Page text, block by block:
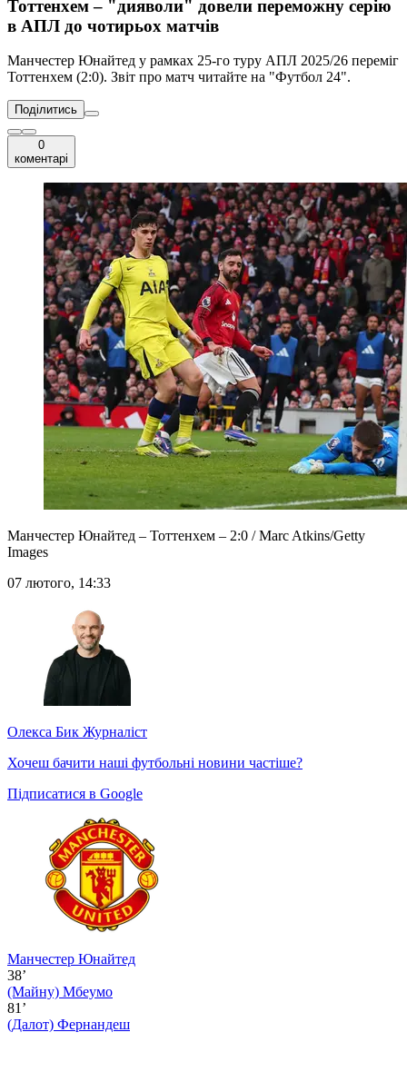
Тоттенхем – "дияволи" довели переможну серію
в АПЛ до чотирьох матчів
Манчестер Юнайтед у рамках 25-го туру АПЛ 2025/26 переміг
Тоттенхем (2:0). Звіт про матч читайте на "Футбол 24".
Поділитись
0
коментарі
Манчестер Юнайтед – Тоттенхем – 2:0 / Marc Atkins/Getty
Images
07 лютого, 14:33
Олекса Бик Журналіст
Хочеш бачити наші футбольні новини частіше?
Підписатися в Google
Манчестер Юнайтед
38’
(Майну) Мбеумо
81’
(Далот) Фернандеш